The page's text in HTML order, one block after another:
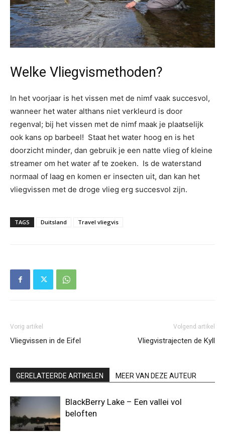
Welke Vliegvismethoden?
In het voorjaar is het vissen met de nimf vaak succesvol,
wanneer het water althans niet verkleurd is door
regenval; bij het vissen met de nimf maak je plaatselijk
ook kans op barbeel! Staat het water hoog en is het
doorzicht minder, dan gebruik je een natte vlieg of kleine
streamer om het water af te zoeken. Is de waterstand
normaal of laag en komen er insecten uit, dan kan het
vliegvissen met de droge vlieg erg succesvol zijn.
TAGS Duitsland Travel vliegvis
Vorig artikel
Vliegvissen in de Eifel
Volgend artikel
Vliegvistrajecten de Kyll
GERELATEERDE ARTIKELEN MEER VAN DEZE AUTEUR
BlackBerry Lake – Een vallei vol
beloften